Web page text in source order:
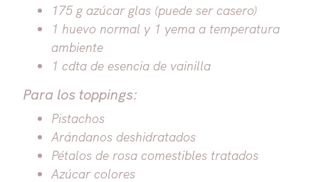
175 g azúcar glas (puede ser casero)
1 huevo normal y 1 yema a temperatura
ambiente
1 cdta de esencia de vainilla
Para los toppings:
Pistachos
Arándanos deshidratados
Pétalos de rosa comestibles tratados
Azúcar colores